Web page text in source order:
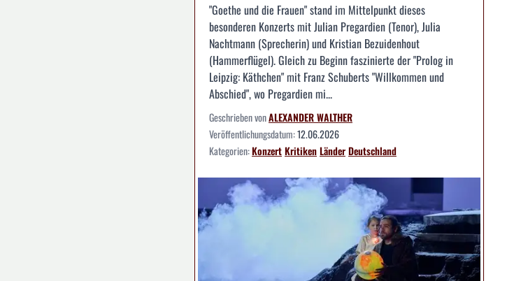
"Goethe und die Frauen" stand im Mittelpunkt dieses
besonderen Konzerts mit Julian Pregardien (Tenor), Julia
Nachtmann (Sprecherin) und Kristian Bezuidenhout
(Hammerflügel). Gleich zu Beginn faszinierte der "Prolog in
Leipzig: Käthchen" mit Franz Schuberts "Willkommen und
Abschied", wo Pregardien mi...
Geschrieben vonALEXANDER WALTHER
Veröffentlichungsdatum:12.06.2026
Kategorien:KonzertKritikenLänderDeutschland